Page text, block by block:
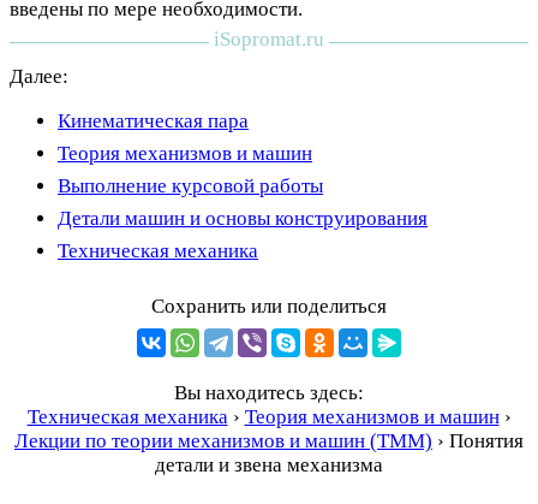
введены по мере необходимости.
Далее:
Кинематическая пара
Теория механизмов и машин
Выполнение курсовой работы
Детали машин и основы конструирования
Техническая механика
Сохранить или поделиться
Вы находитесь здесь:
Техническая механика › Теория механизмов и машин ›
Лекции по теории механизмов и машин (ТММ) › Понятия
детали и звена механизма